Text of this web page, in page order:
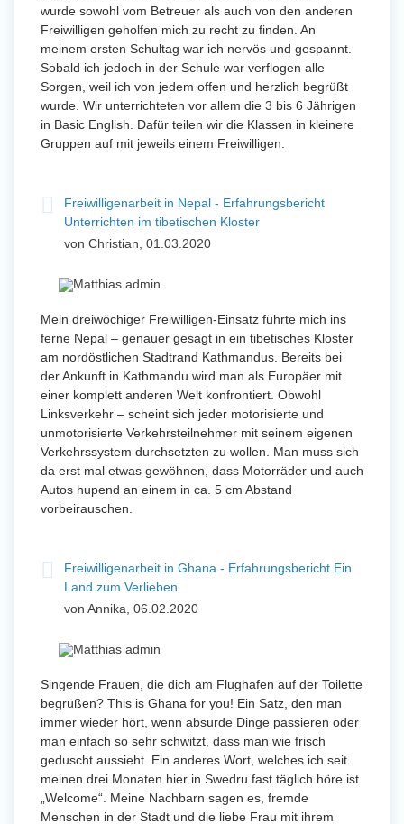
wurde sowohl vom Betreuer als auch von den anderen
Freiwilligen geholfen mich zu recht zu finden. An
meinem ersten Schultag war ich nervös und gespannt.
Sobald ich jedoch in der Schule war verflogen alle
Sorgen, weil ich von jedem offen und herzlich begrüßt
wurde. Wir unterrichteten vor allem die 3 bis 6 Jährigen
in Basic English. Dafür teilen wir die Klassen in kleinere
Gruppen auf mit jeweils einem Freiwilligen.
Freiwilligenarbeit in Nepal - Erfahrungsbericht
Unterrichten im tibetischen Kloster
von Christian, 01.03.2020
Mein dreiwöchiger Freiwilligen-Einsatz führte mich ins
ferne Nepal – genauer gesagt in ein tibetisches Kloster
am nordöstlichen Stadtrand Kathmandus. Bereits bei
der Ankunft in Kathmandu wird man als Europäer mit
einer komplett anderen Welt konfrontiert. Obwohl
Linksverkehr – scheint sich jeder motorisierte und
unmotorisierte Verkehrsteilnehmer mit seinem eigenen
Verkehrssystem durchsetzten zu wollen. Man muss sich
da erst mal etwas gewöhnen, dass Motorräder und auch
Autos hupend an einem in ca. 5 cm Abstand
vorbeirauschen.
Freiwilligenarbeit in Ghana - Erfahrungsbericht Ein
Land zum Verlieben
von Annika, 06.02.2020
Singende Frauen, die dich am Flughafen auf der Toilette
begrüßen? This is Ghana for you! Ein Satz, den man
immer wieder hört, wenn absurde Dinge passieren oder
man einfach so sehr schwitzt, dass man wie frisch
geduscht aussieht. Ein anderes Wort, welches ich seit
meinen drei Monaten hier in Swedru fast täglich höre ist
„Welcome“. Meine Nachbarn sagen es, fremde
Menschen in der Stadt und die liebe Frau mit ihrem